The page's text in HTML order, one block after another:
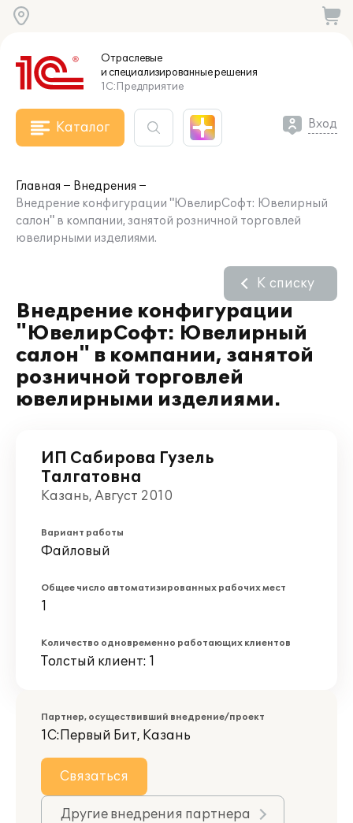
Отраслевые
и специализированныерешения
1С:Предприятие
Каталог Вход
Главная
Внедрения
Внедрение конфигурации "ЮвелирСофт: Ювелирный
салон" в компании, занятой розничной торговлей
ювелирными изделиями.
Внедрение конфигурации
"ЮвелирСофт: Ювелирный
салон" в компании, занятой
розничной торговлей
ювелирными изделиями.
К списку
ИП Сабирова Гузель
Талгатовна
Казань, Август 2010
Вариант работы
Файловый
Общее число автоматизированных рабочих мест
1
Количество одновременно работающих клиентов
Толстый клиент: 1
Партнер, осуществивший внедрение/проект
1С:Первый Бит, Казань
Связаться
Другие внедрения партнера